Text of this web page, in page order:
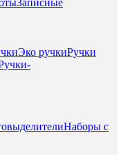
Записные
Эко ручкиРучки
Наборы с